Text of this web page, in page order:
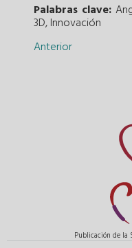
Palabras clave:
3D,Innovación
Anterior
Publicación de la